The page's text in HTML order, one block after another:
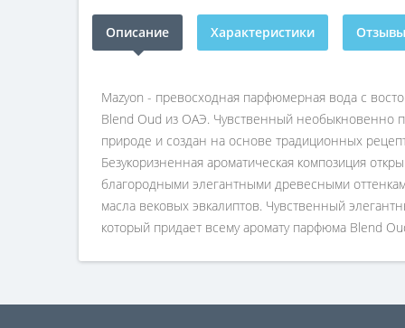
Описание Характеристики
Mazyon - превосходная парфюмерная вода с
Blend Oud из ОАЭ. Чувственный необыкновенно
природе и создан на основе традиционных
Безукоризненная ароматическая композиция
благородными элегантными древесными
масла вековых эвкалиптов. Чувственный
который придает всему аромату парфюма Blend